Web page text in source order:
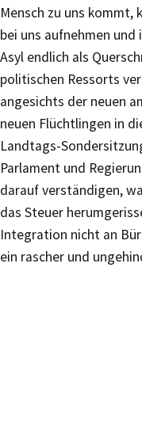
Mensch zu uns
bei uns aufnehmen
Asyl endlich als
politischen Ressorts
angesichts der neuen
neuen Flüchtlingen in
Landtags-
Parlament und
darauf verständigen,
das Steuer
Integration nicht an
ein rascher und